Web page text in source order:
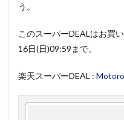
う。
このスーパーDEALはお買
16日(日)09:59まで。
楽天スーパーDEAL :